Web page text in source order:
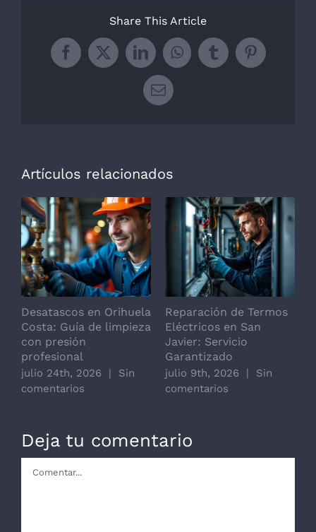
Share This Article
Facebook
X LinkedInWhatsApp
TumblrPinterest
Correo
Artículos relacionados
Desatascos en Orihuela
Costa: Guía de limpieza
con presión
profesional
julio 24th, 2026 |
Sin
comentarios
Reparación de Termos
Eléctricos en San
Javier: Servicio
Garantizado
julio 9th, 2026 |
Sin
comentarios
Deja tu comentario
Comentar